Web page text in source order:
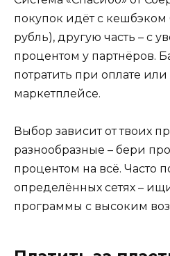
покупок идёт с кешбэком
рубль), другую часть – с
процентом у партнёров.
потратить при оплате
маркетплейсе.
Выбор зависит от твоих
разнообразные – бери
процентом на всё. Часто
определённых сетях –
программы с высоким